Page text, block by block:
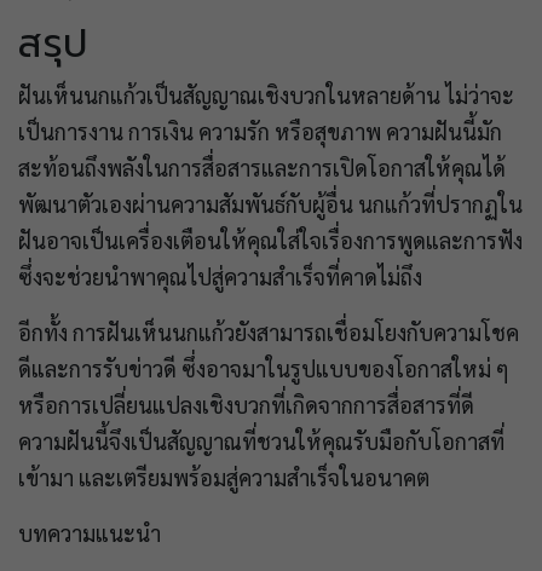
สรุป
ฝันเห็นนกแก้วเป็นสัญญาณเชิงบวกในหลายด้าน ไม่ว่าจะ
เป็นการงาน การเงิน ความรัก หรือสุขภาพ ความฝันนี้มัก
สะท้อนถึงพลังในการสื่อสารและการเปิดโอกาสให้คุณได้
พัฒนาตัวเองผ่านความสัมพันธ์กับผู้อื่น นกแก้วที่ปรากฏใน
ฝันอาจเป็นเครื่องเตือนให้คุณใส่ใจเรื่องการพูดและการฟัง
ซึ่งจะช่วยนำพาคุณไปสู่ความสำเร็จที่คาดไม่ถึง
อีกทั้ง การฝันเห็นนกแก้วยังสามารถเชื่อมโยงกับความโชค
ดีและการรับข่าวดี ซึ่งอาจมาในรูปแบบของโอกาสใหม่ ๆ
หรือการเปลี่ยนแปลงเชิงบวกที่เกิดจากการสื่อสารที่ดี
ความฝันนี้จึงเป็นสัญญาณที่ชวนให้คุณรับมือกับโอกาสที่
เข้ามา และเตรียมพร้อมสู่ความสำเร็จในอนาคต
บทความแนะนำ